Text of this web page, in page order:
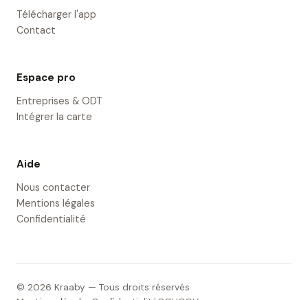
Télécharger l'app
Contact
Espace pro
Entreprises & ODT
Intégrer la carte
Aide
Nous contacter
Mentions légales
Confidentialité
© 2026 Kraaby — Tous droits réservés